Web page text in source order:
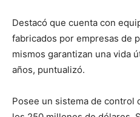
Destacó que cuenta con
fabricados por empresas de
mismos garantizan una vida
años, puntualizó.
Posee un sistema de control